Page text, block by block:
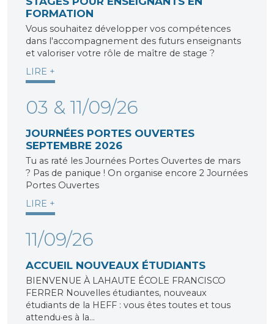
FORMATION
Vous souhaitez développer vos compétences
dans l'accompagnement des futurs enseignants
et valoriser votre rôle de maître de stage ?
LIRE +
03 & 11/09/26
JOURNÉES PORTES OUVERTES
SEPTEMBRE 2026
Tu as raté les Journées Portes Ouvertes de mars
? Pas de panique ! On organise encore 2 Journées
Portes Ouvertes
LIRE +
11/09/26
ACCUEIL NOUVEAUX ÉTUDIANTS
BIENVENUE À LAHAUTE ÉCOLE FRANCISCO
FERRER Nouvelles étudiantes, nouveaux
étudiants de la HEFF : vous êtes toutes et tous
attendu·es à la…